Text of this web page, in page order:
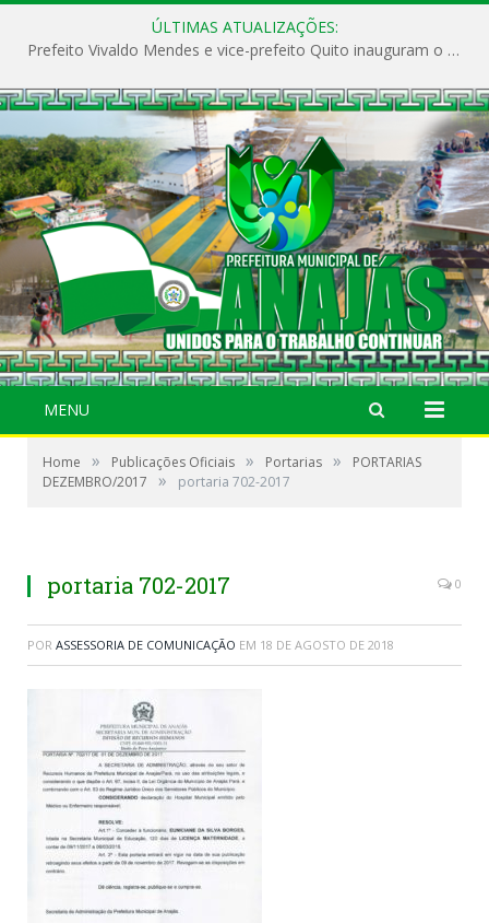
ÚLTIMAS ATUALIZAÇÕES:
Prefeito Vivaldo Mendes e vice-prefeito Quito inauguram o CAPS e fortalecem a saúde pública em Anajás.
MENU
Home » Publicações Oficiais » Portarias »
PORTARIAS
DEZEMBRO/2017
» portaria 702-2017
portaria 702-2017 0
POR ASSESSORIA DE COMUNICAÇÃO EM 18 DE AGOSTO DE 2018